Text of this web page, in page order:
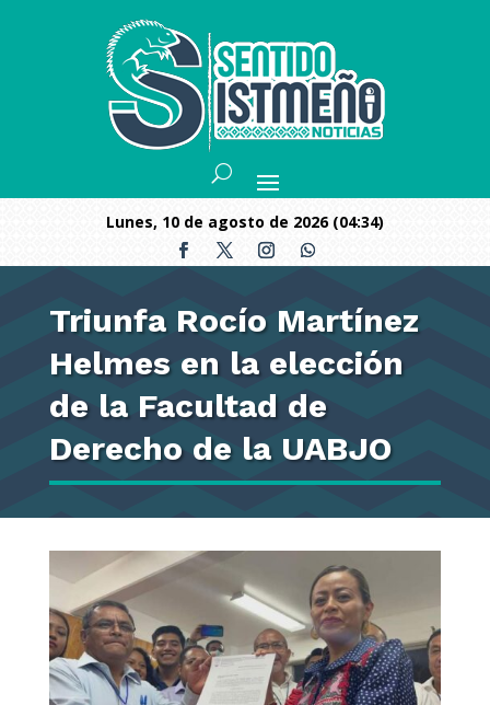
lunes, 10 de agosto de 2026 (04:34)
Triunfa Rocío Martínez
Helmes en la elección
de la Facultad de
Derecho de la UABJO